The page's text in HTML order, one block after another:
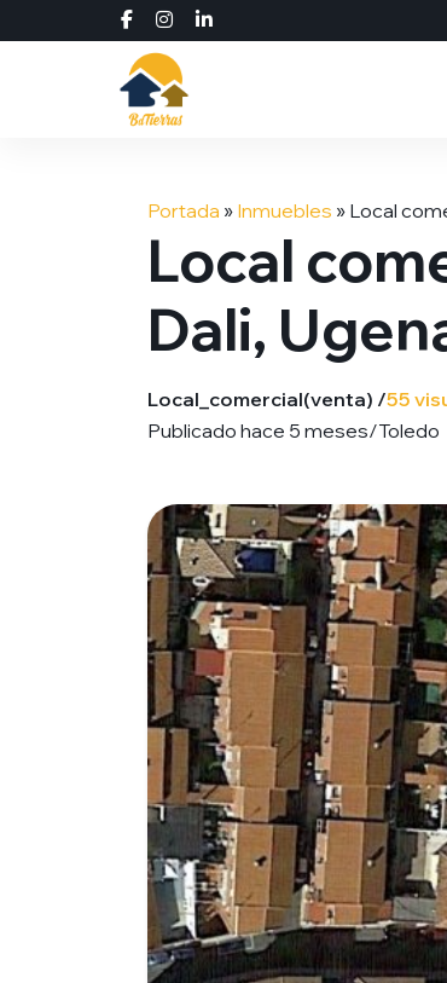
Portada » Inmuebles » Local
Local
Dali,
Local_comercial(venta) /55
Publicado hace 5 meses/Toledo